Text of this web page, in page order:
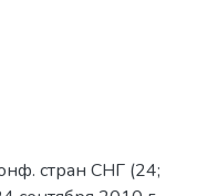
стран СНГ (24;